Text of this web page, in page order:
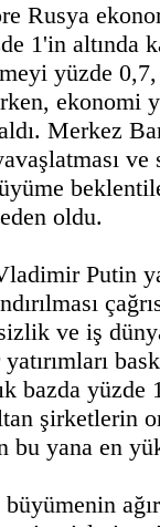
Rusya
1'in altında
yüzde
ekonomi
Merkez
oldu.
Putin
ve iş
bazda yüzde
şirketlerin
bu yana en